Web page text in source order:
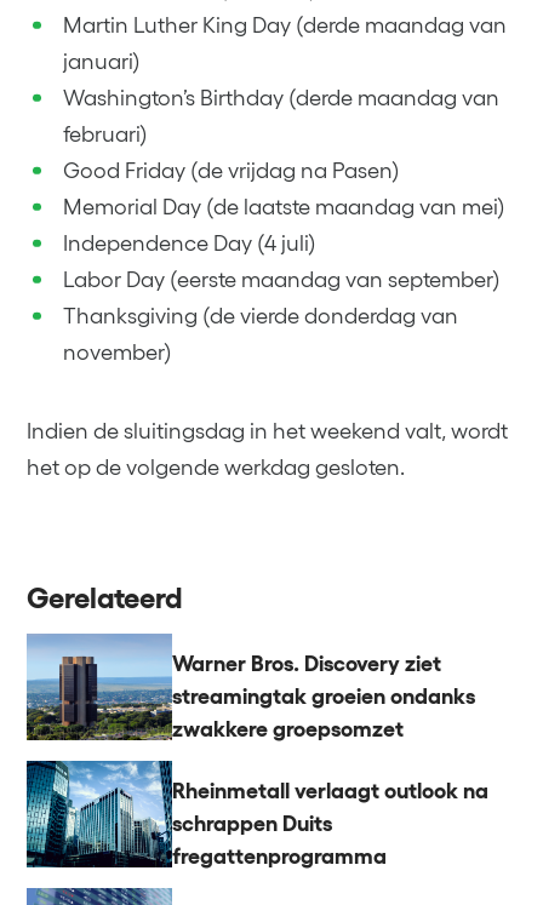
Martin Luther King Day (derde maandag van
januari)
Washington’s Birthday (derde maandag van
februari)
Good Friday (de vrijdag na Pasen)
Memorial Day (de laatste maandag van mei)
Independence Day (4 juli)
Labor Day (eerste maandag van september)
Thanksgiving (de vierde donderdag van
november)
Indien de sluitingsdag in het weekend valt, wordt
het op de volgende werkdag gesloten.
Gerelateerd
Warner Bros. Discovery ziet
streamingtak groeien ondanks
zwakkere groepsomzet
Rheinmetall verlaagt outlook na
schrappen Duits
fregattenprogramma